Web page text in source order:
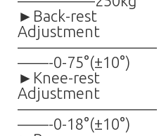
►Back-rest
Adjustment
—————————
——-0-75°(±10°)
►Knee-rest
Adjustment
—————————
——-0-18°(±10°)